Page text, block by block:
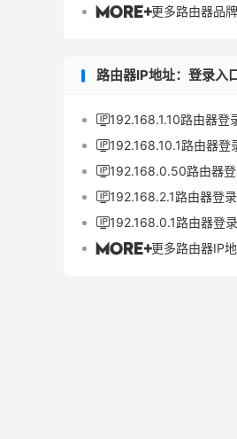
更多路由器品
路由器IP地址：登录入
192.168.1.10路由器登
192.168.10.1路由器登
192.168.0.50路由器
192.168.2.1路由器登
192.168.0.1路由器登
更多路由器IP